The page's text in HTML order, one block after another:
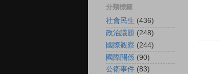
分類標籤
社會民生 (436)
政治議題 (248)
國際觀察 (244)
國際關係 (90)
公衛事件 (83)